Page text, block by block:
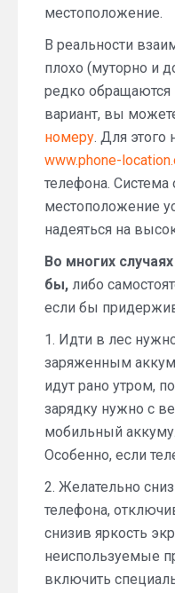
местоположение.
В реальности
плохо (муторно и
редко обращаются
вариант, вы
номеру. Для этого
www.phone-
телефона. Система
местоположение
надеяться на
Во многих
бы, либо
если бы
1. Идти в лес
заряженным
идут рано утром,
зарядку нужно с
мобильный
Особенно, если
2. Желательно
телефона,
снизив яркость
неиспользуемые
включить